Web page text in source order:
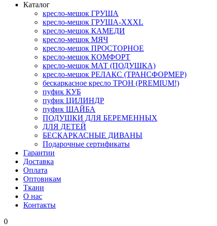
Каталог
кресло-мешок ГРУША
кресло-мешок ГРУША-XXXL
кресло-мешок КАМЕДИ
кресло-мешок МЯЧ
кресло-мешок ПРОСТОРНОЕ
кресло-мешок КОМФОРТ
кресло-мешок МАТ (ПОДУШКА)
кресло-мешок РЕЛАКС (ТРАНСФОРМЕР)
бескаркасное кресло ТРОН (PREMIUM!)
пуфик КУБ
пуфик ЦИЛИНДР
пуфик ШАЙБА
ПОДУШКИ ДЛЯ БЕРЕМЕННЫХ
ДЛЯ ДЕТЕЙ
БЕСКАРКАСНЫЕ ДИВАНЫ
Подарочные сертификаты
Гарантии
Доставка
Оплата
Оптовикам
Ткани
О нас
Контакты
0